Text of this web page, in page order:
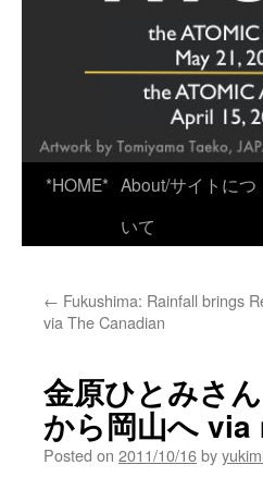
*HOME* About/サイトにつ
いて
← Fukushima: Rainfall brings
via The Canadian
金原ひとみさ
から岡山へ
Posted on 2011/10/16by